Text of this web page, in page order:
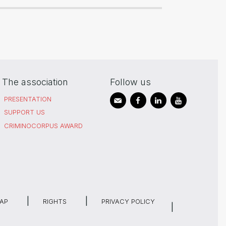
The association
PRESENTATION
SUPPORT US
CRIMINOCORPUS AWARD
Follow us
RIGHTS PRIVACY POLICY